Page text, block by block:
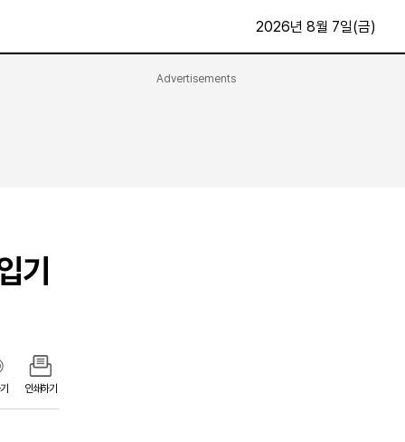
2026년 8월 7일(금)
Advertisements
기
인쇄하기